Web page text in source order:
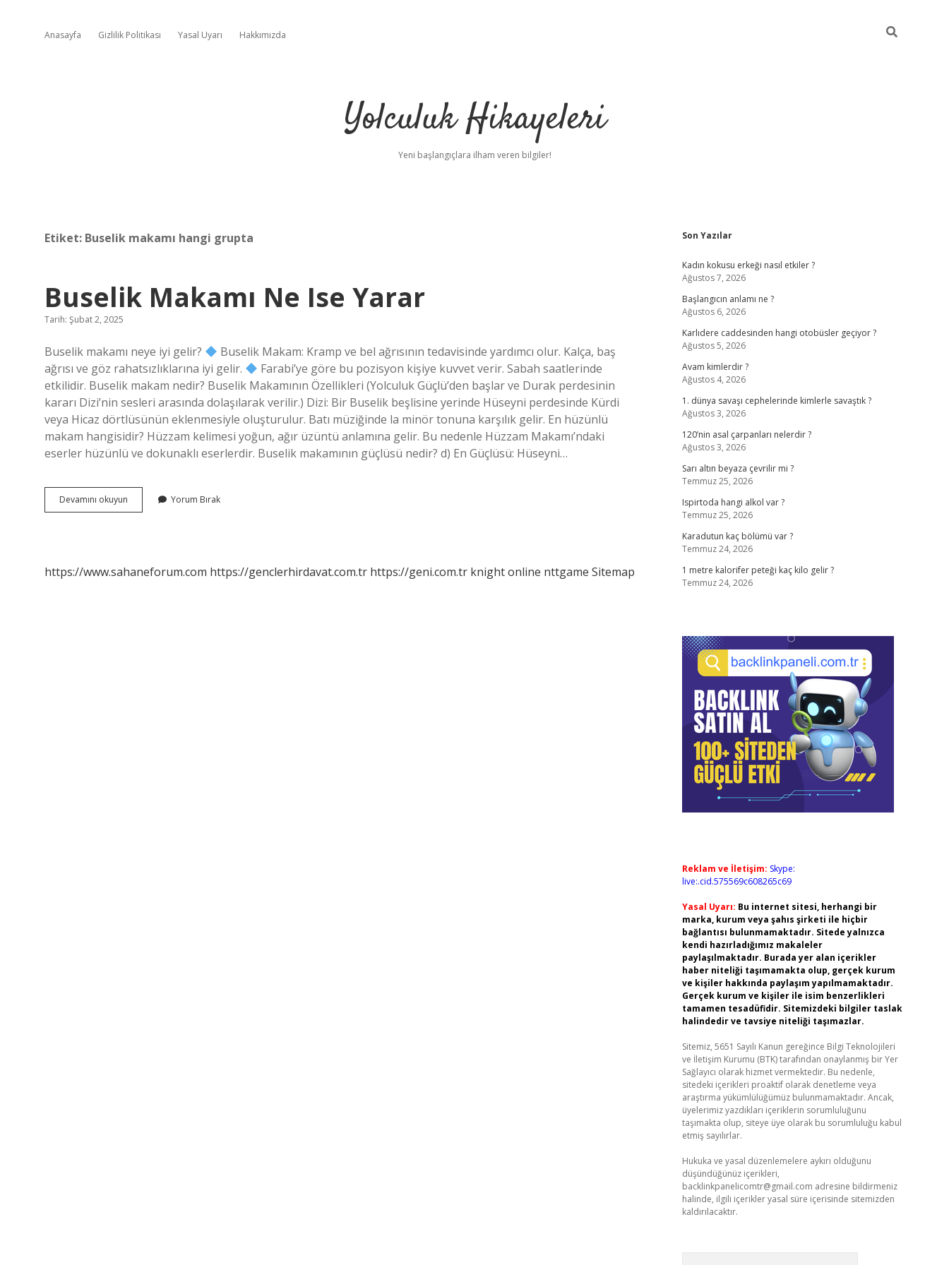
Anasayfa Gizlilik Politikası Yasal Uyarı Hakkımızda
Yolculuk Hikayeleri
Yeni başlangıçlara ilham veren bilgiler!
Etiket: Buselik makamı hangi grupta
Buselik Makamı Ne Ise Yarar
Tarih: Şubat 2, 2025
Buselik makamı neye iyi gelir?
Buselik Makam: Kramp ve bel ağrısının tedavisinde yardımcı olur. Kalça, baş
ağrısı ve göz rahatsızlıklarına iyi gelir.
Farabi’ye göre bu pozisyon kişiye kuvvet verir. Sabah saatlerinde
etkilidir. Buselik makam nedir? Buselik Makamının Özellikleri (Yolculuk Güçlü’den başlar ve Durak perdesinin
kararı Dizi’nin sesleri arasında dolaşılarak verilir.) Dizi: Bir Buselik beşlisine yerinde Hüseyni perdesinde Kürdi
veya Hicaz dörtlüsünün eklenmesiyle oluşturulur. Batı müziğinde la minör tonuna karşılık gelir. En hüzünlü
makam hangisidir? Hüzzam kelimesi yoğun, ağır üzüntü anlamına gelir. Bu nedenle Hüzzam Makamı’ndaki
eserler hüzünlü ve dokunaklı eserlerdir. Buselik makamının güçlüsü nedir? d) En Güçlüsü: Hüseyni…
Devamını okuyun
Makamı
Yorum Bırak
https://www.sahaneforum.com https://genclerhirdavat.com.tr https://geni.com.tr knight online nttgame Sitemap
Sidebar
Son Yazılar
Kadın kokusu erkeği nasıl etkiler ?
Ağustos 7, 2026
Başlangıcın anlamı ne ?
Ağustos 6, 2026
Karlıdere caddesinden hangi otobüsler geçiyor ?
Ağustos 5, 2026
Avam kimlerdir ?
Ağustos 4, 2026
1. dünya savaşı cephelerinde kimlerle savaştık ?
Ağustos 3, 2026
120’nin asal çarpanları nelerdir ?
Ağustos 3, 2026
Sarı altın beyaza çevrilir mi ?
Temmuz 25, 2026
Ispirtoda hangi alkol var ?
Temmuz 25, 2026
Karadutun kaç bölümü var ?
Temmuz 24, 2026
1 metre kalorifer peteği kaç kilo gelir ?
Temmuz 24, 2026
Reklam ve İletişim: Skype:
live:.cid.575569c608265c69
Yasal Uyarı: Bu internet sitesi, herhangi bir
marka, kurum veya şahıs şirketi ile hiçbir
bağlantısı bulunmamaktadır. Sitede yalnızca
kendi hazırladığımız makaleler
paylaşılmaktadır. Burada yer alan içerikler
haber niteliği taşımamakta olup, gerçek kurum
ve kişiler hakkında paylaşım yapılmamaktadır.
Gerçek kurum ve kişiler ile isim benzerlikleri
tamamen tesadüfidir. Sitemizdeki bilgiler taslak
halindedir ve tavsiye niteliği taşımazlar.
Sitemiz, 5651 Sayılı Kanun gereğince Bilgi Teknolojileri
ve İletişim Kurumu (BTK) tarafından onaylanmış bir Yer
Sağlayıcı olarak hizmet vermektedir. Bu nedenle,
sitedeki içerikleri proaktif olarak denetleme veya
araştırma yükümlülüğümüz bulunmamaktadır. Ancak,
üyelerimiz yazdıkları içeriklerin sorumluluğunu
taşımakta olup, siteye üye olarak bu sorumluluğu kabul
etmiş sayılırlar.
Hukuka ve yasal düzenlemelere aykırı olduğunu
düşündüğünüz içerikleri,
backlinkpanelicomtr@gmail.com adresine bildirmeniz
halinde, ilgili içerikler yasal süre içerisinde sitemizden
kaldırılacaktır.
betexper giriş